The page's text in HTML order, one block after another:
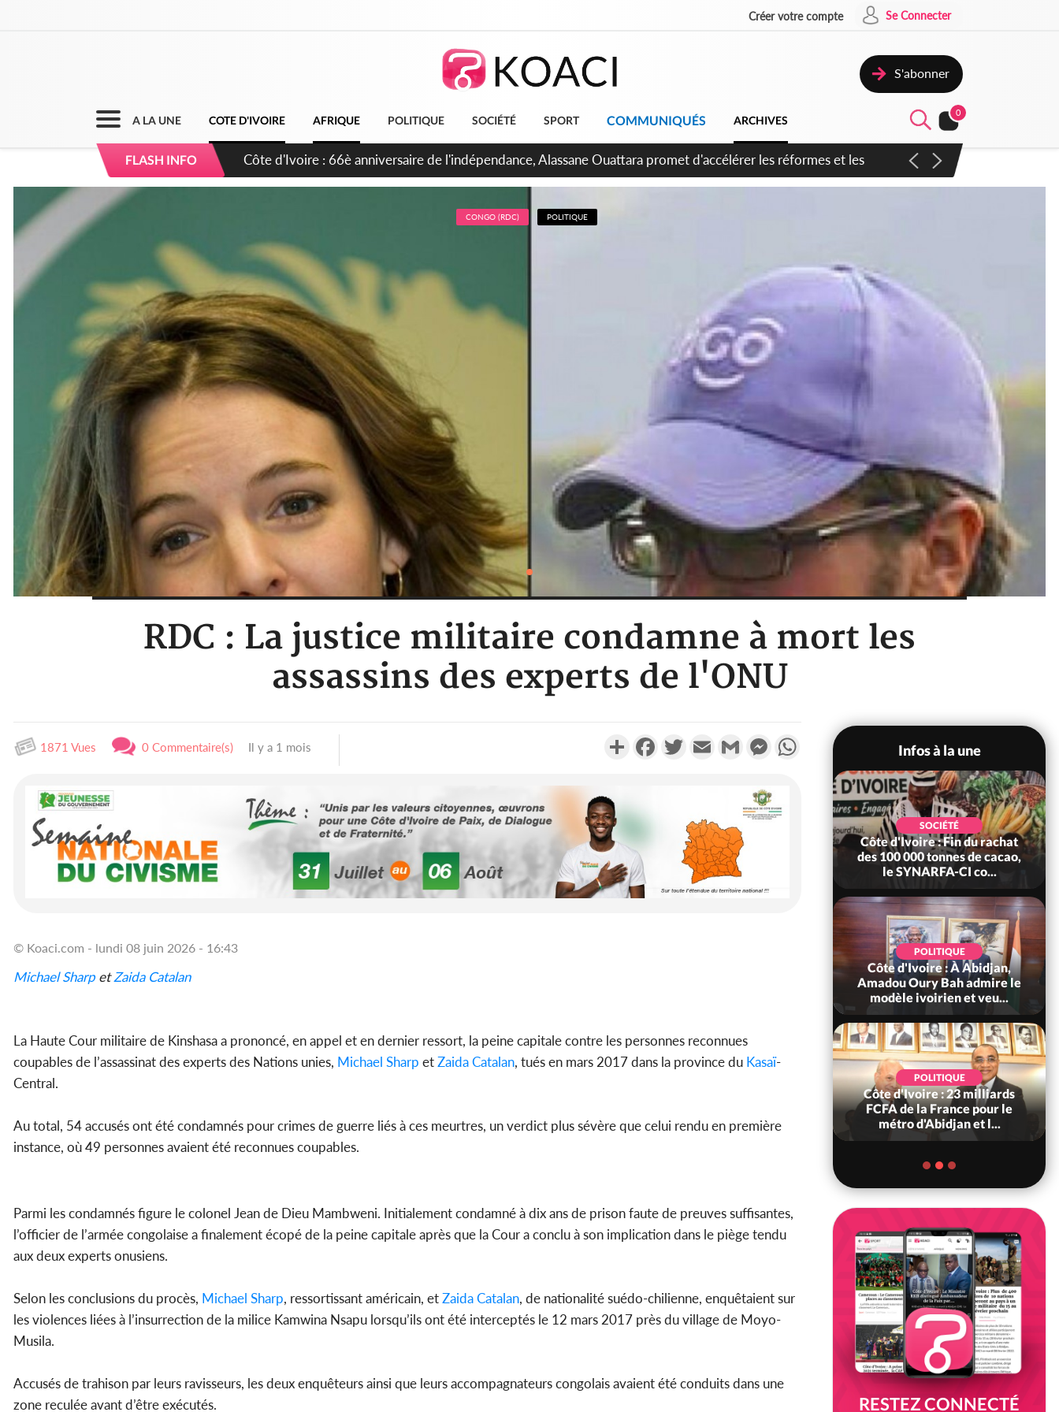
Créer votre compte Se Connecter
S'abonner
A LA UNE COTE D'IVOIRE AFRIQUE POLITIQUE SOCIÉTÉ SPORT COMMUNIQUÉS ARCHIVES
0
FLASH INFO
Côte d'Ivoire : À Abidjan, Amadou Oury Bah admire le modèle ivoirien et veut s'en inspirer pour accélérer le
développement de la Guinée
CONGO (RDC) POLITIQUE
RDC : La justice militaire condamne à mort les
assassins des experts de l'ONU
1871 Vues 0 Commentaire(s) Il y a 1 mois PartagerFacebookTwitterEmail Gmail MessengerWhatsApp
© Koaci.com - lundi 08 juin 2026 - 16:43
Michael Sharp etZaida Catalan
La Haute Cour militaire de Kinshasa a prononcé, en appel et en dernier ressort, la peine capitale contre les personnes reconnues
coupables de l’assassinat des experts des Nations unies, Michael Sharp etZaida Catalan, tués en mars 2017 dans la province du Kasaï-
Central.
Au total, 54 accusés ont été condamnés pour crimes de guerre liés à ces meurtres, un verdict plus sévère que celui rendu en première
instance, où 49 personnes avaient été reconnues coupables.
Parmi les condamnés figure le colonel Jean de Dieu Mambweni. Initialement condamné à dix ans de prison faute de preuves suffisantes,
l’officier de l’armée congolaise a finalement écopé de la peine capitale après que la Cour a conclu à son implication dans le piège tendu
aux deux experts onusiens.
Selon les conclusions du procès, Michael Sharp, ressortissant américain, etZaida Catalan, de nationalité suédo-chilienne, enquêtaient sur
les violences liées à l’insurrection de la milice Kamwina Nsapu lorsqu’ils ont été interceptés le 12 mars 2017 près du village de Moyo-
Musila.
Accusés de trahison par leurs ravisseurs, les deux enquêteurs ainsi que leurs accompagnateurs congolais avaient été conduits dans une
zone reculée avant d’être exécutés.
Infos à la une
POLITIQUE
Côte d'Ivoire : Fête nationale,
Alassane Ouattara accorde
la grâce à 4 661...
conseiller de Soro a recou...
SOCIÉTÉ
Côte d'Ivoire : Fin du rachat
des 100 000 tonnes de cacao,
le SYNARFA-CI co...
POLITIQUE
Côte d'Ivoire : À Abidjan,
Amadou Oury Bah admire le
modèle ivoirien et veu...
POLITIQUE
Côte d'Ivoire : 23 milliards
FCFA de la France pour le
métro d'Abidjan et l...
RESTEZ CONNECTÉ